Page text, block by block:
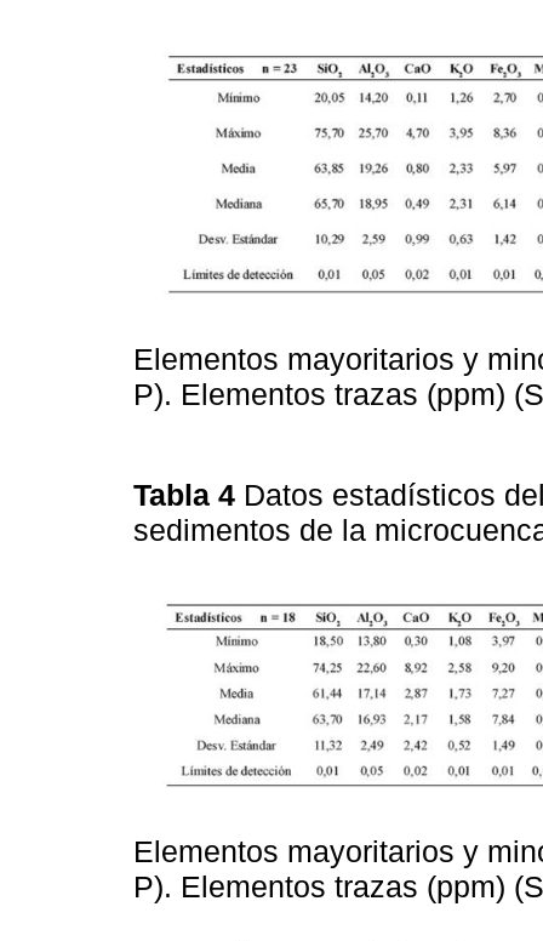
Elementos mayoritarios y
P). Elementos trazas (ppm)
Tabla 4 Datos estadísticos
sedimentos de la
Elementos mayoritarios y
P). Elementos trazas (ppm)